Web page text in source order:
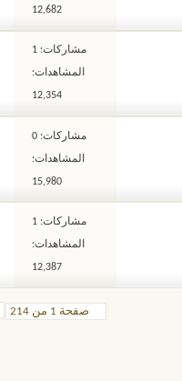
12,682
مشاركات: 1
المشاهدات:
12,354
مشاركات: 0
المشاهدات:
15,980
مشاركات: 1
المشاهدات:
12,387
صفحة 1 من 214